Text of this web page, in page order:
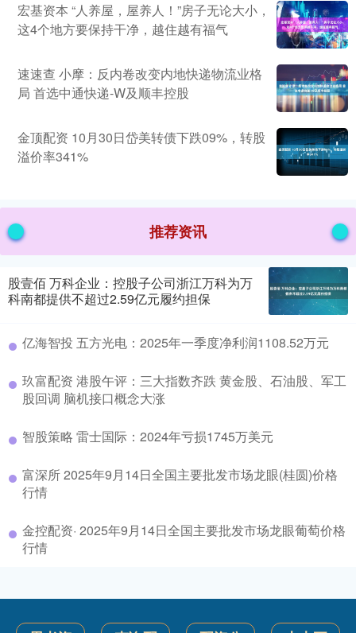
宏基资本 “人养屋，屋养人！”房子无论大小，
这4个地方要保持干净，越住越有福气
速速查 小摩：反内卷改变内地快递物流业格
局 首选中通快递-W及顺丰控股
金顶配资 10月30日岱美转债下跌09%，转股
溢价率341%
推荐资讯
股壹佰 万科企业：控股子公司浙江万科为万
科南都提供不超过2.59亿元履约担保
亿海智投 五方光电：2025年一季度净利润1108.52万元
玖富配资 港股午评：三大指数齐跌 黄金股、石油股、军工
股回调 脑机接口概念大涨
智股策略 雷士国际：2024年亏损1745万美元
富深所 2025年9月14日全国主要批发市场龙眼(桂圆)价格
行情
金控配资· 2025年9月14日全国主要批发市场龙眼葡萄价格
行情